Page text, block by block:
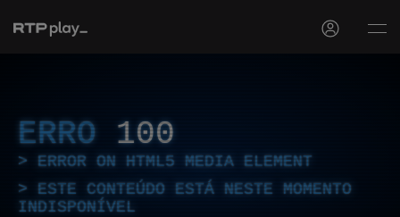
ERRO 100
ERROR ON HTML5 MEDIA ELEMENT
ESTE CONTEÚDO ESTÁ NESTE MOMENTO
INDISPONÍVEL